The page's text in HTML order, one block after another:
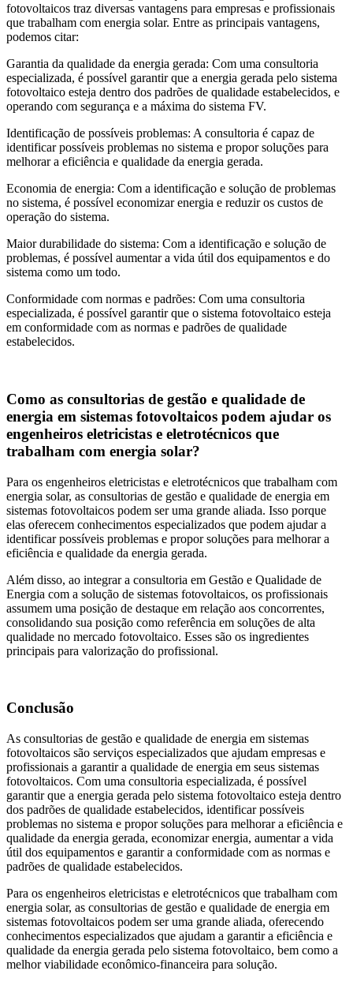
fotovoltaicos traz diversas vantagens para empresas e profissionais
que trabalham com energia solar. Entre as principais vantagens,
podemos citar:
Garantia da qualidade da energia gerada: Com uma consultoria
especializada, é possível garantir que a energia gerada pelo sistema
fotovoltaico esteja dentro dos padrões de qualidade estabelecidos, e
operando com segurança e a máxima do sistema FV.
Identificação de possíveis problemas: A consultoria é capaz de
identificar possíveis problemas no sistema e propor soluções para
melhorar a eficiência e qualidade da energia gerada.
Economia de energia: Com a identificação e solução de problemas
no sistema, é possível economizar energia e reduzir os custos de
operação do sistema.
Maior durabilidade do sistema: Com a identificação e solução de
problemas, é possível aumentar a vida útil dos equipamentos e do
sistema como um todo.
Conformidade com normas e padrões: Com uma consultoria
especializada, é possível garantir que o sistema fotovoltaico esteja
em conformidade com as normas e padrões de qualidade
estabelecidos.
Como as consultorias de gestão e qualidade de
energia em sistemas fotovoltaicos podem ajudar os
engenheiros eletricistas e eletrotécnicos que
trabalham com energia solar?
Para os engenheiros eletricistas e eletrotécnicos que trabalham com
energia solar, as consultorias de gestão e qualidade de energia em
sistemas fotovoltaicos podem ser uma grande aliada. Isso porque
elas oferecem conhecimentos especializados que podem ajudar a
identificar possíveis problemas e propor soluções para melhorar a
eficiência e qualidade da energia gerada.
Além disso, ao integrar a consultoria em Gestão e Qualidade de
Energia com a solução de sistemas fotovoltaicos, os profissionais
assumem uma posição de destaque em relação aos concorrentes,
consolidando sua posição como referência em soluções de alta
qualidade no mercado fotovoltaico. Esses são os ingredientes
principais para valorização do profissional.
Conclusão
As consultorias de gestão e qualidade de energia em sistemas
fotovoltaicos são serviços especializados que ajudam empresas e
profissionais a garantir a qualidade de energia em seus sistemas
fotovoltaicos. Com uma consultoria especializada, é possível
garantir que a energia gerada pelo sistema fotovoltaico esteja dentro
dos padrões de qualidade estabelecidos, identificar possíveis
problemas no sistema e propor soluções para melhorar a eficiência e
qualidade da energia gerada, economizar energia, aumentar a vida
útil dos equipamentos e garantir a conformidade com as normas e
padrões de qualidade estabelecidos.
Para os engenheiros eletricistas e eletrotécnicos que trabalham com
energia solar, as consultorias de gestão e qualidade de energia em
sistemas fotovoltaicos podem ser uma grande aliada, oferecendo
conhecimentos especializados que ajudam a garantir a eficiência e
qualidade da energia gerada pelo sistema fotovoltaico, bem como a
melhor viabilidade econômico-financeira para solução.